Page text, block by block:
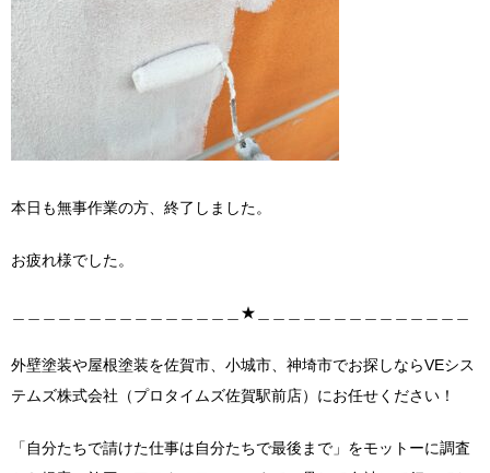
本日も無事作業の方、終了しました。
お疲れ様でした。
＿＿＿＿＿＿＿＿＿＿＿＿＿＿＿★＿＿＿＿＿＿＿＿＿＿＿＿＿＿
外壁塗装や屋根塗装を佐賀市、小城市、神埼市でお探しならVEシス
テムズ株式会社（プロタイムズ佐賀駅前店）にお任せください！
「自分たちで請けた仕事は自分たちで最後まで」をモットーに調査